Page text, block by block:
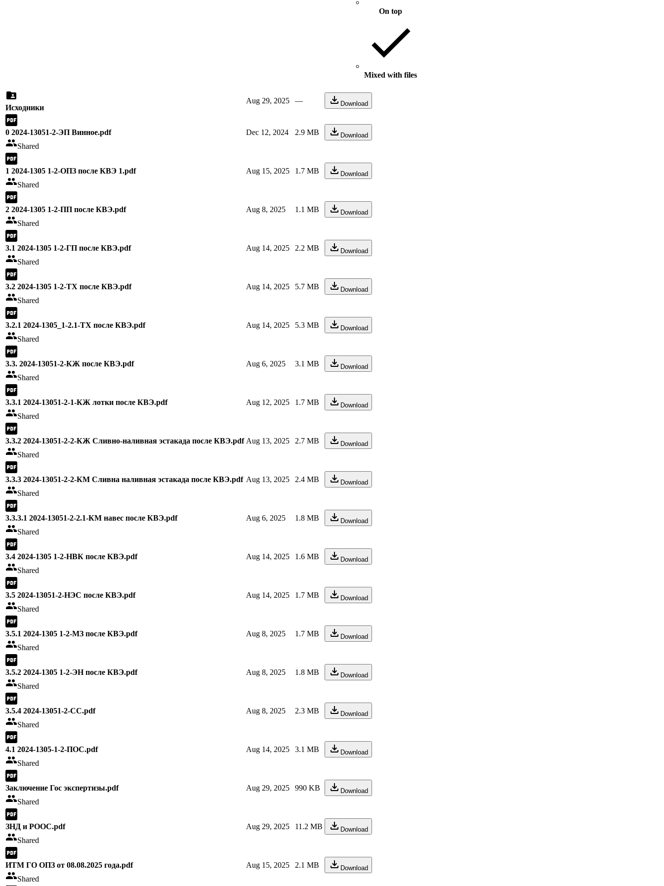
On top
Mixed with files
Исходники
Aug 29, 2025 — Download
0 2024-13051-2-ЭП Винное.pdf
Shared
Dec 12, 2024 2.9 MB Download
1 2024-1305 1-2-ОПЗ после КВЭ 1.pdf
Shared
Aug 15, 2025 1.7 MB Download
2 2024-1305 1-2-ПП после КВЭ.pdf
Shared
Aug 8, 2025 1.1 MB Download
3.1 2024-1305 1-2-ГП после КВЭ.pdf
Shared
Aug 14, 2025 2.2 MB Download
3.2 2024-1305 1-2-ТХ после КВЭ.pdf
Shared
Aug 14, 2025 5.7 MB Download
3.2.1 2024-1305_1-2.1-ТХ после КВЭ.pdf
Shared
Aug 14, 2025 5.3 MB Download
3.3. 2024-13051-2-КЖ после КВЭ.pdf
Shared
Aug 6, 2025 3.1 MB Download
3.3.1 2024-13051-2-1-КЖ лотки после КВЭ.pdf
Shared
Aug 12, 2025 1.7 MB Download
3.3.2 2024-13051-2-2-КЖ Сливно-наливная эстакада после КВЭ.pdf
Shared
Aug 13, 2025 2.7 MB Download
3.3.3 2024-13051-2-2-КМ Сливна наливная эстакада после КВЭ.pdf
Shared
Aug 13, 2025 2.4 MB Download
3.3.3.1 2024-13051-2-2.1-КМ навес после КВЭ.pdf
Shared
Aug 6, 2025 1.8 MB Download
3.4 2024-1305 1-2-НВК после КВЭ.pdf
Shared
Aug 14, 2025 1.6 MB Download
3.5 2024-13051-2-НЭС после КВЭ.pdf
Shared
Aug 14, 2025 1.7 MB Download
3.5.1 2024-1305 1-2-МЗ после КВЭ.pdf
Shared
Aug 8, 2025 1.7 MB Download
3.5.2 2024-1305 1-2-ЭН после КВЭ.pdf
Shared
Aug 8, 2025 1.8 MB Download
3.5.4 2024-13051-2-СС.pdf
Shared
Aug 8, 2025 2.3 MB Download
4.1 2024-1305-1-2-ПОС.pdf
Shared
Aug 14, 2025 3.1 MB Download
Заключение Гос экспертизы.pdf
Shared
Aug 29, 2025 990 KB Download
ЗНД и РООС.pdf
Shared
Aug 29, 2025 11.2 MB Download
ИТМ ГО ОПЗ от 08.08.2025 года.pdf
Shared
Aug 15, 2025 2.1 MB Download